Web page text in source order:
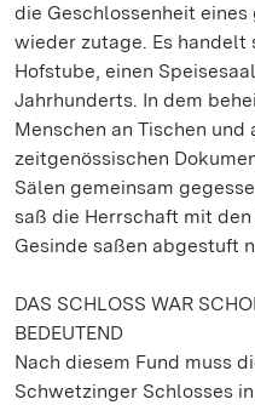
die Geschlossenheit
wieder zutage. Es handelt
Hofstube, einen
Jahrhunderts. In dem
Menschen an Tischen und
zeitgenössischen
Sälen gemeinsam
saß die Herrschaft mit
Gesinde saßen abgestuft
DAS SCHLOSS WAR
BEDEUTEND
Nach diesem Fund muss
Schwetzinger Schlosses